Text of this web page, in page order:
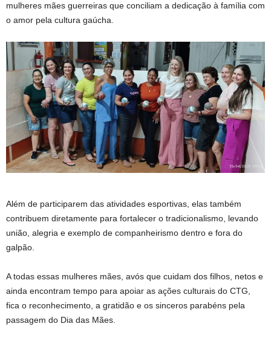
mulheres mães guerreiras que conciliam a dedicação à família com
o amor pela cultura gaúcha.
Além de participarem das atividades esportivas, elas também
contribuem diretamente para fortalecer o tradicionalismo, levando
união, alegria e exemplo de companheirismo dentro e fora do
galpão.
A todas essas mulheres mães, avós que cuidam dos filhos, netos e
ainda encontram tempo para apoiar as ações culturais do CTG,
fica o reconhecimento, a gratidão e os sinceros parabéns pela
passagem do Dia das Mães.